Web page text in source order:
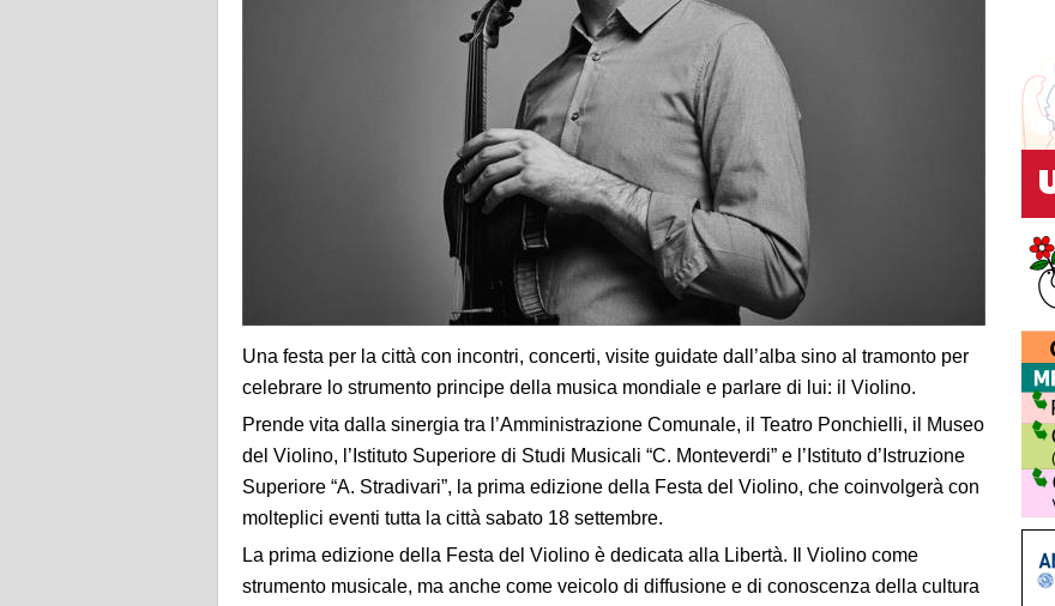
Una festa per la città con incontri, concerti, visite guidate dall’alba sino al tramonto per
celebrare lo strumento principe della musica mondiale e parlare di lui: il Violino.
Prende vita dalla sinergia tra l’Amministrazione Comunale, il Teatro Ponchielli, il Museo
del Violino, l’Istituto Superiore di Studi Musicali “C. Monteverdi” e l’Istituto d’Istruzione
Superiore “A. Stradivari”, la prima edizione della Festa del Violino, che coinvolgerà con
molteplici eventi tutta la città sabato 18 settembre.
La prima edizione della Festa del Violino è dedicata alla Libertà. Il Violino come
strumento musicale, ma anche come veicolo di diffusione e di conoscenza della cultura